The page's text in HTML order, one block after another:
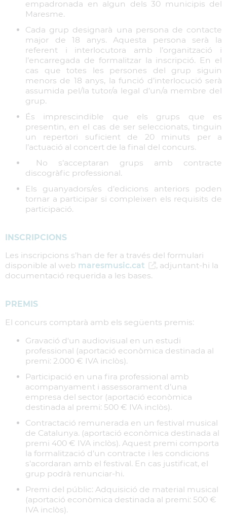
empadronada en algun dels 30 municipis del
Maresme.
Cada grup designarà una persona de contacte
major de 18 anys. Aquesta persona serà la
referent i interlocutora amb l’organització i
l’encarregada de formalitzar la inscripció. En el
cas que totes les persones del grup siguin
menors de 18 anys, la funció d’interlocució serà
assumida pel/la tutor/a legal d’un/a membre del
grup.
És imprescindible que els grups que es
presentin, en el cas de ser seleccionats, tinguin
un repertori suficient de 20 minuts per a
l’actuació al concert de la final del concurs.
No s’acceptaran grups amb contracte
discogràfic professional.
Els guanyadors/es d’edicions anteriors poden
tornar a participar si compleixen els requisits de
participació.
INSCRIPCIONS
Les inscripcions s’han de fer a través del formulari
disponible al web maresmusic.cat
, adjuntant-hi la
documentació requerida a les bases.
PREMIS
El concurs comptarà amb els següents premis:
Gravació d'un audiovisual en un estudi
professional (aportació econòmica destinada al
premi: 2.000 € IVA inclòs).
Participació en una fira professional amb
acompanyament i assessorament d’una
empresa del sector (aportació econòmica
destinada al premi: 500 € IVA inclòs).
Contractació remunerada en un festival musical
de Catalunya. (aportació econòmica destinada al
premi 400 € IVA inclòs). Aquest premi comporta
la formalització d’un contracte i les condicions
s’acordaran amb el festival. En cas justificat, el
grup podrà renunciar-hi.
Premi del públic: Adquisició de material musical
(aportació econòmica destinada al premi: 500 €
IVA inclòs).